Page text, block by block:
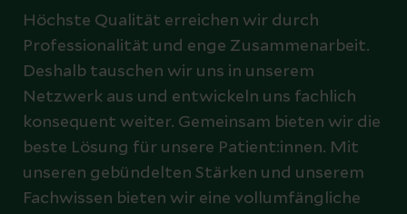
Höchste Qualität erreichen wir durch
Professionalität und enge Zusammenarbeit.
Deshalb tauschen wir uns in unserem
Netzwerk aus und entwickeln uns fachlich
konsequent weiter. Gemeinsam bieten wir die
beste Lösung für unsere Patient:innen. Mit
unseren gebündelten Stärken und unserem
Fachwissen bieten wir eine vollumfängliche